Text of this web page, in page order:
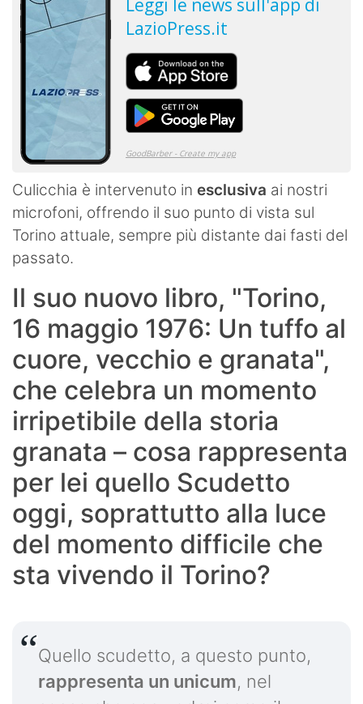
Culicchia è intervenuto in esclusiva ai nostri
microfoni, offrendo il suo punto di vista sul
Torino attuale, sempre più distante dai fasti del
passato.
Il suo nuovo libro, "Torino,
16 maggio 1976: Un tuffo al
cuore, vecchio e granata",
che celebra un momento
irripetibile della storia
granata – cosa rappresenta
per lei quello Scudetto
oggi, soprattutto alla luce
del momento difficile che
sta vivendo il Torino?
Quello scudetto, a questo punto,
rappresenta un unicum, nel